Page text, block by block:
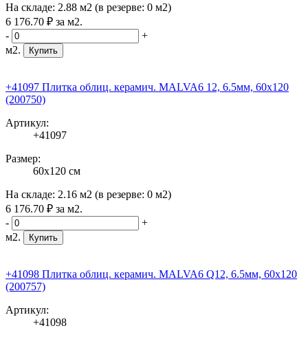
На складе: 2.88 м2 (в резерве: 0 м2)
6 176.70 ₽ за м2.
-
+
м2.
Купить
+41097 Плитка облиц. керамич. MALVA6 12, 6.5мм, 60x120
(200750)
Артикул:
+41097
Размер:
60x120 см
На складе: 2.16 м2 (в резерве: 0 м2)
6 176.70 ₽ за м2.
-
+
м2.
Купить
+41098 Плитка облиц. керамич. MALVA6 Q12, 6.5мм, 60x120
(200757)
Артикул:
+41098